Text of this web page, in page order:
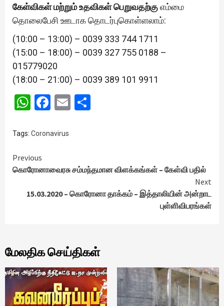
கேள்விகள் மற்றும் உதவிகள் பெறுவதற்குஎம்மை
தொலைபேசி ஊடாக தொடர்புகொள்ளலாம்:
(10:00 – 13:00) – 0039 333 744 1711
(15:00 – 18:00) – 0039 327 755 0188 –
015779020
(18:00 – 21:00) – 0039 389 101 9911
WhatsApp
Facebook
Email
Tags: Coronavirus
Continue
Reading
Previous
கொரோனாவைரசு சம்மந்தமான விளக்கங்கள் – கேள்வி பதில்
Next
15.03.2020 – கொரோனா தாக்கம் – இத்தாலியின் அன்றாட
புள்ளிவிபரங்கள்
மேலதிக செய்திகள்